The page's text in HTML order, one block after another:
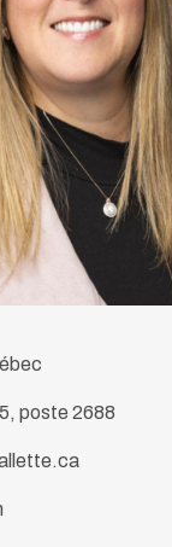
poste 2688